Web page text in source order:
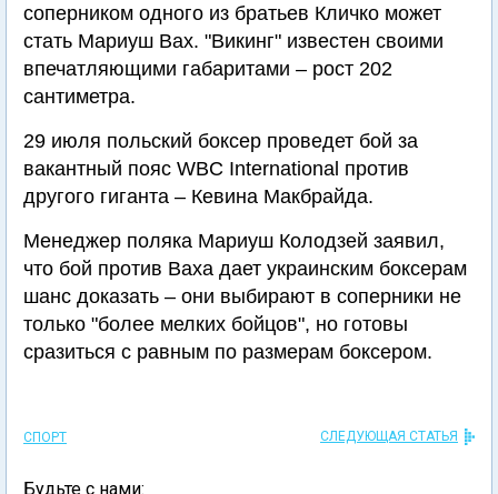
соперником одного из братьев Кличко может
стать Мариуш Вах. "Викинг" известен своими
впечатляющими габаритами – рост 202
сантиметра.
29 июля польский боксер проведет бой за
вакантный пояс WBC International против
другого гиганта – Кевина Макбрайда.
Менеджер поляка Мариуш Колодзей заявил,
что бой против Ваха дает украинским боксерам
шанс доказать – они выбирают в соперники не
только "более мелких бойцов", но готовы
сразиться с равным по размерам боксером.
СПОРТ СЛЕДУЮЩАЯ СТАТЬЯ
Будьте с нами: